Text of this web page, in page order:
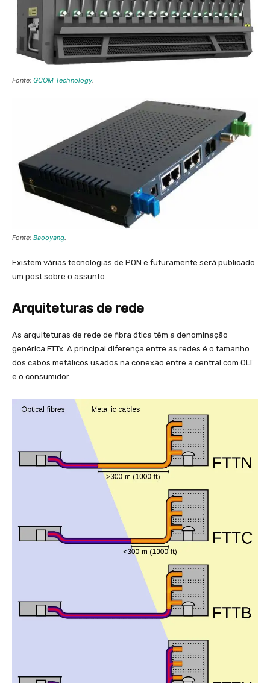
Fonte: GCOM Technology.
Fonte: Baooyang.
Existem várias tecnologias de PON e futuramente será publicado
um post sobre o assunto.
Arquiteturas de rede
As arquiteturas de rede de fibra ótica têm a denominação
genérica FTTx. A principal diferença entre as redes é o tamanho
dos cabos metálicos usados na conexão entre a central com OLT
e o consumidor.